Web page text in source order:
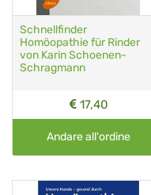
Schnellfinder
Homöopathie für Rinder
von Karin Schoenen-
Schragmann
17,40
Andare all'ordine